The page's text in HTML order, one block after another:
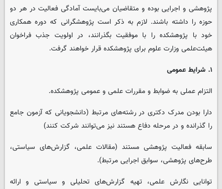
پژوهشی و اجرایی بوده و متقاضیان می‌بایست آمادگی فعالیت در هر دو
حوزه را داشته باشند. لازم به ذکر است پژوهشگرانی که دوره همکاری
خود با پژوهشکده را با موفقیت بگذرانند، در اولویت جذب فراخوان
هیئت‌علمی وزارت علوم برای پژوهشکده قرار خواهند گرفت.
۱. شرایط عمومی
التزام عملی به ضوابط و مقررات علمی و عمومی پژوهشکده.
دارا بودن مدرک دکتری در رشته‌های مرتبط (دانشجویانی که آزمون جامع
را گذرانده‌ و در مرحله دفاع هستند نیز می‌توانند شرکت کنند)
سابقه فعالیت پژوهشی مستند (مقالات علمی، گزارش‌های سیاستی،
طرح‌های پژوهشی، سوابق اجرایی مرتبط).
توانایی نگارش علمی، تهیه گزارش‌های تحلیلی و سیاستی و ارائه